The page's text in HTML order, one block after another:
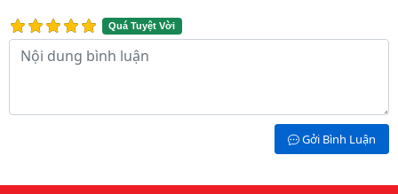
Quá Tuyệt Vời
Nội dung bình luận
Gởi Bình Luận